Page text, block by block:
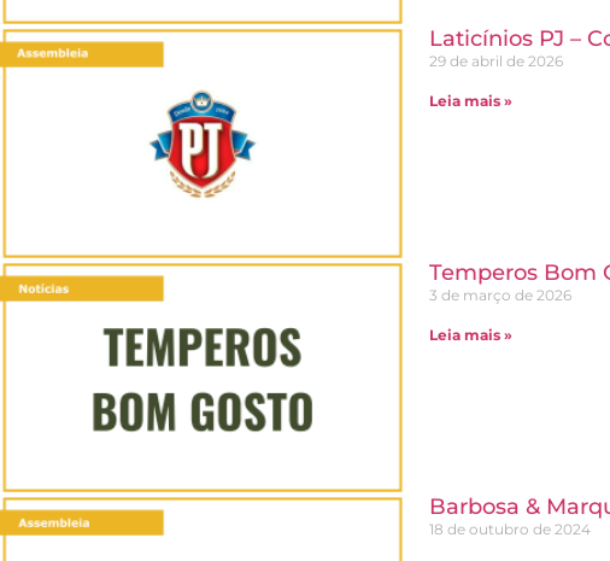
Laticínios PJ –
29 de abril de 2026
Leia mais »
Temperos Bom
3 de março de 2026
Leia mais »
Barbosa &
18 de outubro de 2024